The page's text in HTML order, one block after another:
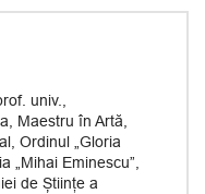
univ.,
Maestru în Artă,
Ordinul „Gloria
„Mihai Eminescu”,
de Științe a